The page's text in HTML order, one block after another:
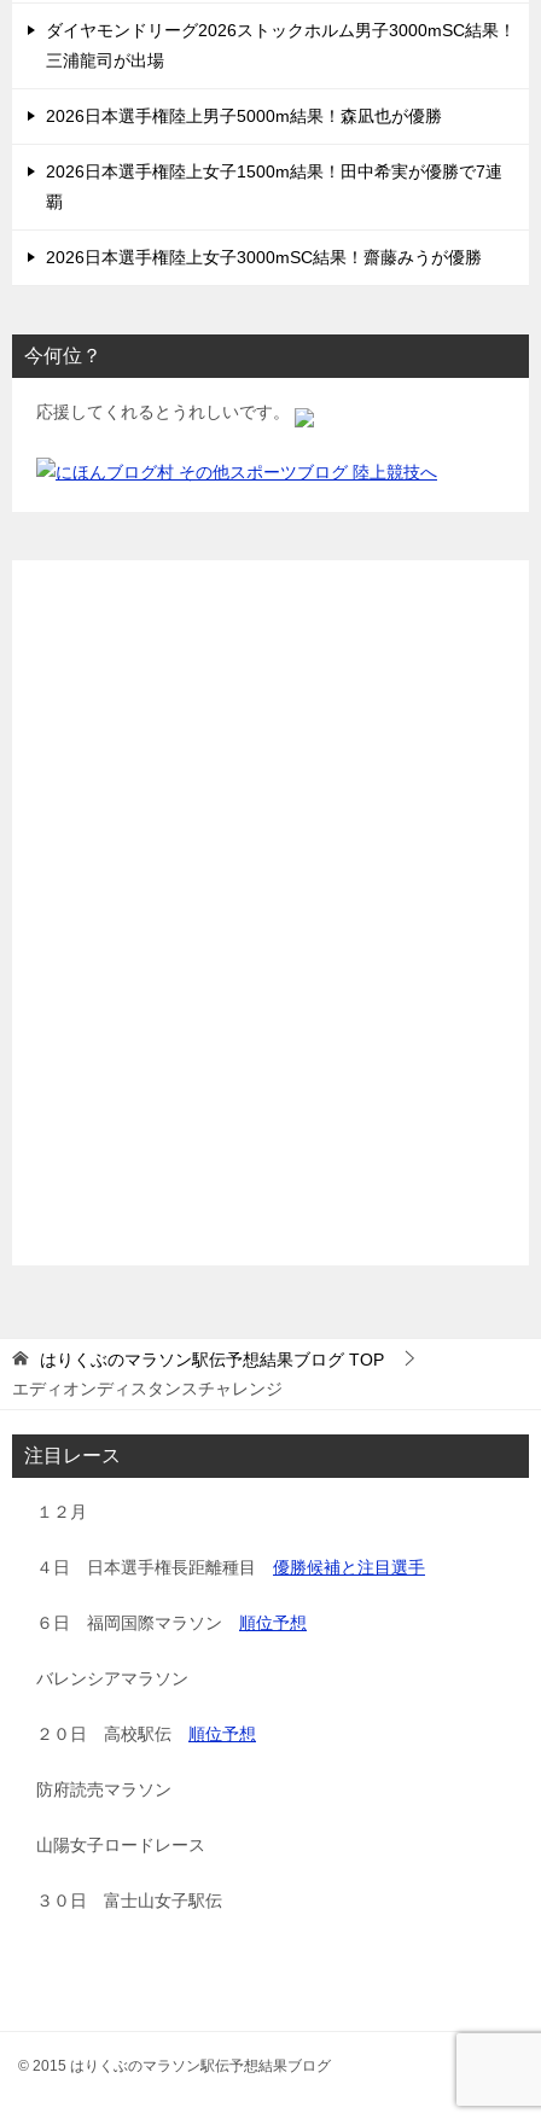
ダイヤモンドリーグ2026ストックホルム男子3000mSC結果！
三浦龍司が出場
2026日本選手権陸上男子5000m結果！森凪也が優勝
2026日本選手権陸上女子1500m結果！田中希実が優勝で7連
覇
2026日本選手権陸上女子3000mSC結果！齋藤みうが優勝
今何位？
応援してくれるとうれしいです。
はりくぶのマラソン駅伝予想結果ブログ TOP
エディオンディスタンスチャレンジ
注目レース
１２月
４日 日本選手権長距離種目 優勝候補と注目選手
６日 福岡国際マラソン 順位予想
バレンシアマラソン
２０日 高校駅伝 順位予想
防府読売マラソン
山陽女子ロードレース
３０日 富士山女子駅伝
© 2015 はりくぶのマラソン駅伝予想結果ブログ